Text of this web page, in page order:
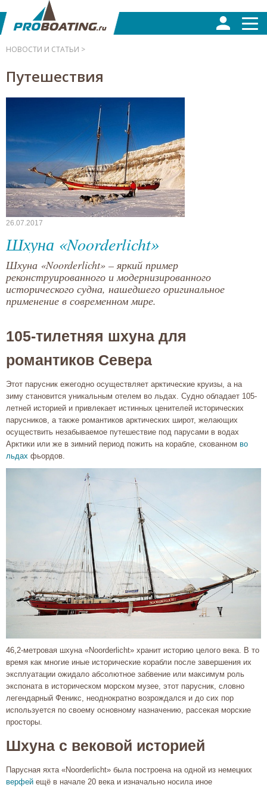
НОВОСТИ И СТАТЬИ >
Путешествия
26.07.2017
Шхуна «Noorderlicht»
Шхуна «Noorderlicht» – яркий пример
реконструированного и модернизированного
исторического судна, нашедшего оригинальное
применение в современном мире.
105-тилетняя шхуна для
романтиков Севера
Этот парусник ежегодно осуществляет арктические круизы, а на
зиму становится уникальным отелем во льдах. Судно обладает 105-
летней историей и привлекает истинных ценителей исторических
парусников, а также романтиков арктических широт, желающих
осуществить незабываемое путешествие под парусами в водах
Арктики или же в зимний период пожить на корабле, скованном во
льдах фьордов.
46,2-метровая шхуна «Noorderlicht» хранит историю целого века. В то
время как многие иные исторические корабли после завершения их
эксплуатации ожидало абсолютное забвение или максимум роль
экспоната в историческом морском музее, этот парусник, словно
легендарный Феникс, неоднократно возрождался и до сих пор
используется по своему основному назначению, рассекая морские
просторы.
Шхуна с вековой историей
Парусная яхта «Noorderlicht» была построена на одной из немецких
верфей ещё в начале 20 века и изначально носила иное